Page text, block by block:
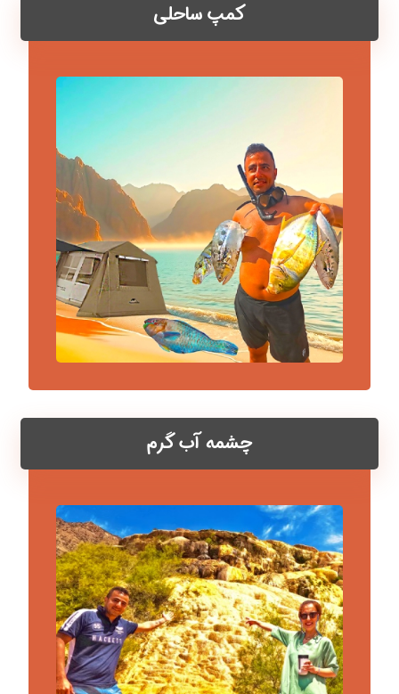
کمپ ساحلی
چشمه آب گرم